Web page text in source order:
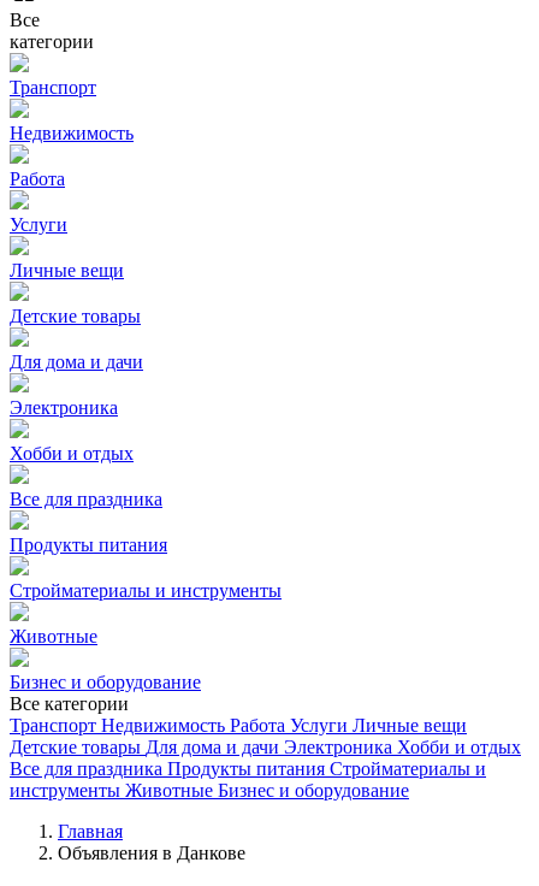
Все
категории
Транспорт
Недвижимость
Работа
Услуги
Личные вещи
Детские товары
Для дома и дачи
Электроника
Хобби и отдых
Все для праздника
Продукты питания
Стройматериалы и инструменты
Животные
Бизнес и оборудование
Все категории
Транспорт Недвижимость Работа Услуги Личные вещи
Детские товары Для дома и дачи Электроника Хобби и отдых
Все для праздника Продукты питания Стройматериалы и
инструменты Животные Бизнес и оборудование
Главная
Объявления в Данкове